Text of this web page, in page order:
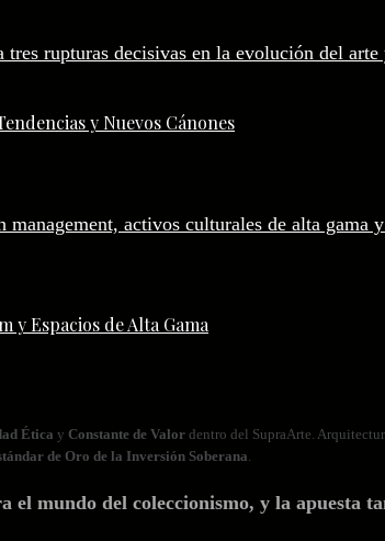
y Nuevos Cánones
y Espacios de Alta Gama
Ética y Constante de Valor dentro del SupraArte.
de Oro de la Inversión Soberana.
mundo del coleccionismo, y la apuesta